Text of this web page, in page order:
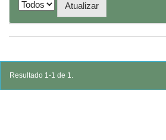
Resultado 1-1 de 1.